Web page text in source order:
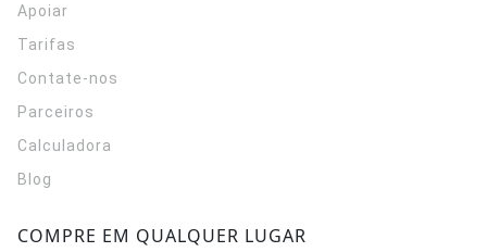
Apoiar
Tarifas
Contate-nos
Parceiros
Calculadora
Blog
COMPRE EM QUALQUER LUGAR